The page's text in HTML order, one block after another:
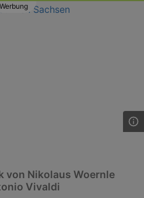
Werbung
von Nikolaus Woernle
Vivaldi